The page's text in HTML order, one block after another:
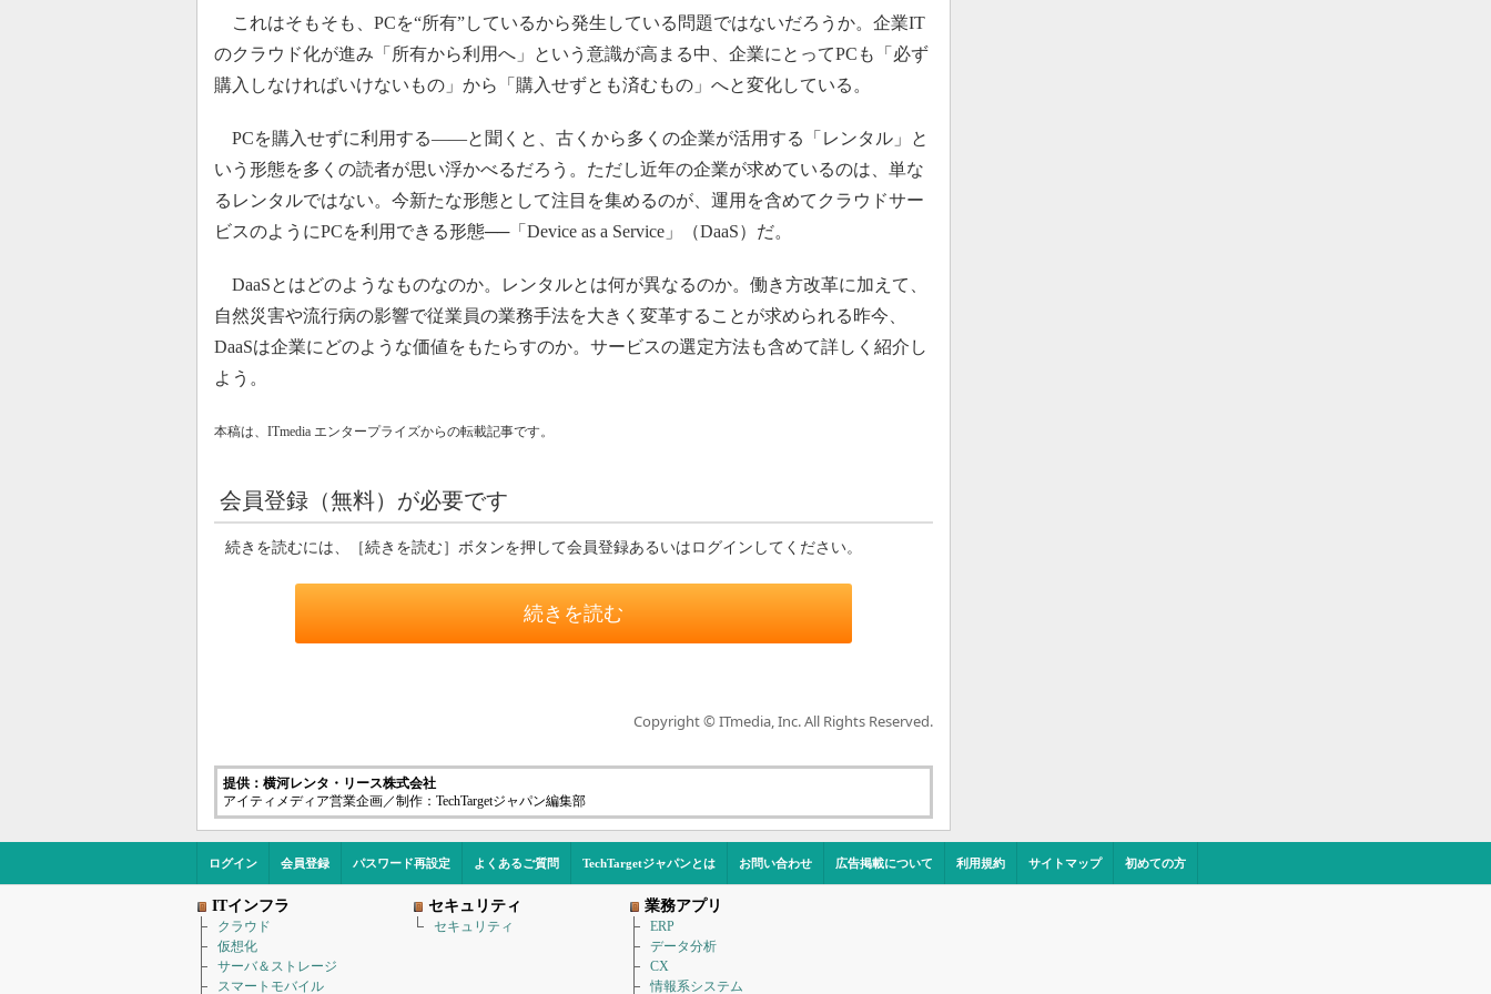
これはそもそも、PCを“所有”しているから発生している問題ではないだろうか。企業IT
のクラウド化が進み「所有から利用へ」という意識が高まる中、企業にとってPCも「必ず
購入しなければいけないもの」から「購入せずとも済むもの」へと変化している。
PCを購入せずに利用する――と聞くと、古くから多くの企業が活用する「レンタル」と
いう形態を多くの読者が思い浮かべるだろう。ただし近年の企業が求めているのは、単な
るレンタルではない。今新たな形態として注目を集めるのが、運用を含めてクラウドサー
ビスのようにPCを利用できる形態──「Device as a Service」（DaaS）だ。
DaaSとはどのようなものなのか。レンタルとは何が異なるのか。働き方改革に加えて、
自然災害や流行病の影響で従業員の業務手法を大きく変革することが求められる昨今、
DaaSは企業にどのような価値をもたらすのか。サービスの選定方法も含めて詳しく紹介し
よう。
本稿は、ITmedia エンタープライズからの転載記事です。
会員登録（無料）が必要です
続きを読むには、［続きを読む］ボタンを押して会員登録あるいはログインしてください。
続きを読む
Copyright © ITmedia, Inc. All Rights Reserved.
提供：横河レンタ・リース株式会社
アイティメディア営業企画／制作：TechTargetジャパン編集部
ログイン 会員登録 パスワード再設定 よくあるご質問 TechTargetジャパンとは お問い合わせ 広告掲載について 利用規約 サイトマップ 初めての方
ITインフラ
クラウド
仮想化
サーバ＆ストレージ
スマートモバイル
セキュリティ
セキュリティ
業務アプリ
ERP
データ分析
CX
情報系システム